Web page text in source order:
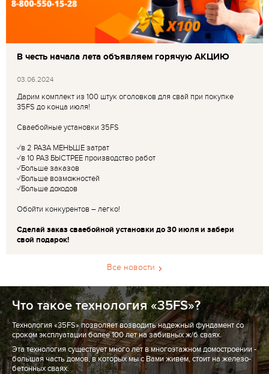
В честь начала лета объявляем горячую АКЦИЮ
03.06.2024
Дарим комплект из 100 штук оголовков для свай при покупке
35FS до конца июля!
Сваебойные установки 35FS
✓в 2 РАЗА МЕНЬШЕ затрат
✓в 10 РАЗ БЫСТРЕЕ производство работ
✓Больше заказов
✓Больше возможностей
✓Больше доходов
Обойти конкурентов – легко!
Сделай заказ сваебойной установки до 30 июля и забери
свой подарок!
Все новости
Что такое технология «35FS»?
Технология «35FS» позволяет возводить надежный фундамент со
сроком эксплуатации более 100 лет на забивных ж/б сваях.
Эта технология существует много лет в многоэтажном домостроении -
большая часть домов, в которых мы с Вами живем, стоит на железо-
бетонных сваях.